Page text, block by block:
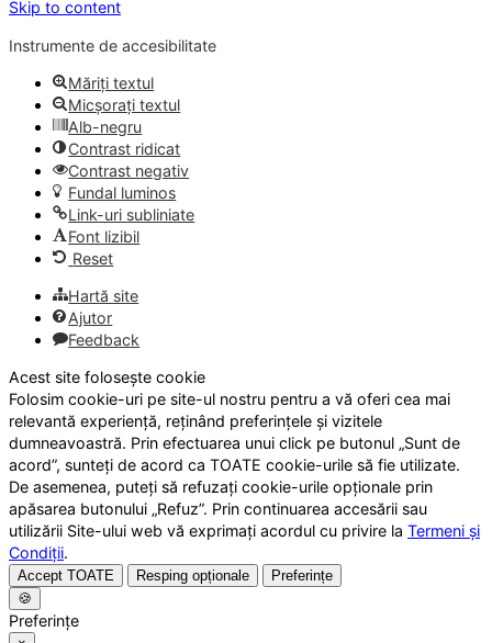
Skip to content
Instrumente de accesibilitate
Măriți textul
Micșorați textul
Alb-negru
Contrast ridicat
Contrast negativ
Fundal luminos
Link-uri subliniate
Font lizibil
Reset
Hartă site
Ajutor
Feedback
Acest site folosește cookie
Folosim cookie-uri pe site-ul nostru pentru a vă oferi cea mai
relevantă experiență, reținând preferințele și vizitele
dumneavoastră. Prin efectuarea unui click pe butonul „Sunt de
acord”, sunteți de acord ca TOATE cookie-urile să fie utilizate.
De asemenea, puteți să refuzați cookie-urile opționale prin
apăsarea butonului „Refuz”. Prin continuarea accesării sau
utilizării Site-ului web vă exprimați acordul cu privire la Termeni și
Condiții.
Accept TOATE Resping opționale
Preferințe
🍪
Preferințe